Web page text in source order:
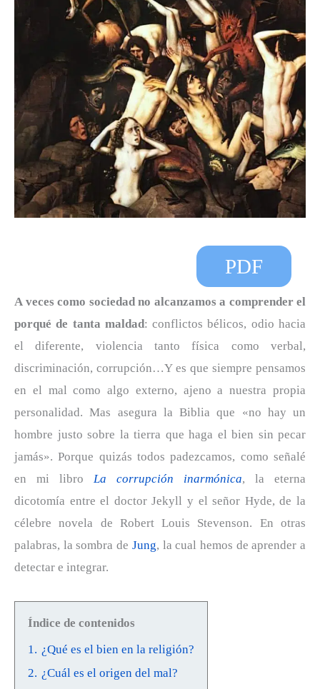
PDF
A veces como sociedad no alcanzamos a comprender el
porqué de tanta maldad: conflictos bélicos, odio hacia
el diferente, violencia tanto física como verbal,
discriminación, corrupción…Y es que siempre pensamos
en el mal como algo externo, ajeno a nuestra propia
personalidad. Mas asegura la Biblia que «no hay un
hombre justo sobre la tierra que haga el bien sin pecar
jamás». Porque quizás todos padezcamos, como señalé
en mi libro La corrupción inarmónica, la eterna
dicotomía entre el doctor Jekyll y el señor Hyde, de la
célebre novela de Robert Louis Stevenson. En otras
palabras, la sombra de Jung, la cual hemos de aprender a
detectar e integrar.
Índice de contenidos
1. ¿Qué es el bien en la religión?
2. ¿Cuál es el origen del mal?